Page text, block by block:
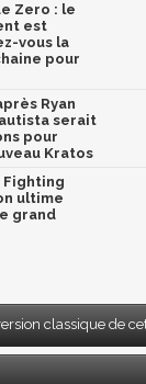
Zero : le
est
vous la
pour
Ryan
serait
pour
Kratos
Fighting
ultime
grand
classique de